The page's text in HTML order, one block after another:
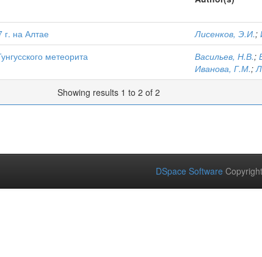
на Алтае Лисенков, Э.И.;
метеорита Васильев, Н.В.;
Иванова, Г.М.;
Showing results 1 to 2 of 2
DSpace Software